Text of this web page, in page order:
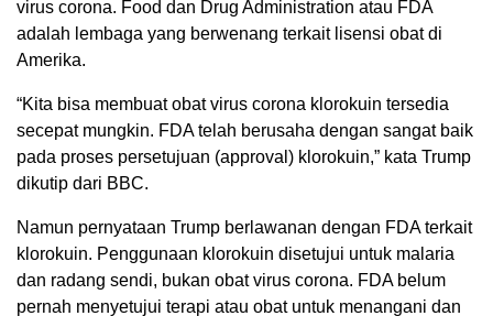
virus corona. Food dan Drug Administration atau FDA
adalah lembaga yang berwenang terkait lisensi obat di
Amerika.
“Kita bisa membuat obat virus corona klorokuin tersedia
secepat mungkin. FDA telah berusaha dengan sangat baik
pada proses persetujuan (approval) klorokuin,” kata Trump
dikutip dari BBC.
Namun pernyataan Trump berlawanan dengan FDA terkait
klorokuin. Penggunaan klorokuin disetujui untuk malaria
dan radang sendi, bukan obat virus corona. FDA belum
pernah menyetujui terapi atau obat untuk menangani dan